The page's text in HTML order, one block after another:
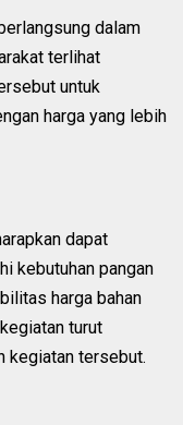
dalam
terlihat
untuk
harga yang lebih
dapat
kebutuhan pangan
harga bahan
turut
kegiatan tersebut.